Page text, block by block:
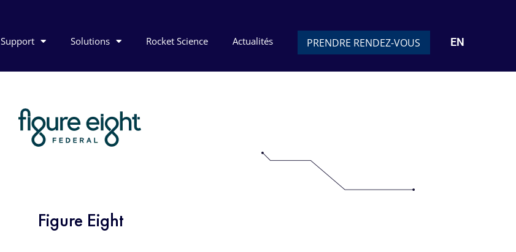
Support Solutions Rocket Science Actualités PRENDRE RENDEZ-VOUS EN
Figure Eight